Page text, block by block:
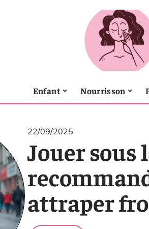
Enfant Nourrisson
22/09/2025
Jouer sous
attraper